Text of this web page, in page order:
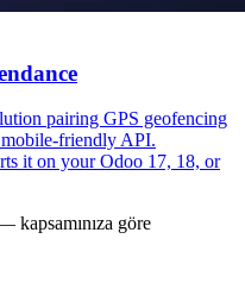
pairing GPS geofencing
friendly API.
it on your Odoo 17, 18, or
kapsamınıza göre